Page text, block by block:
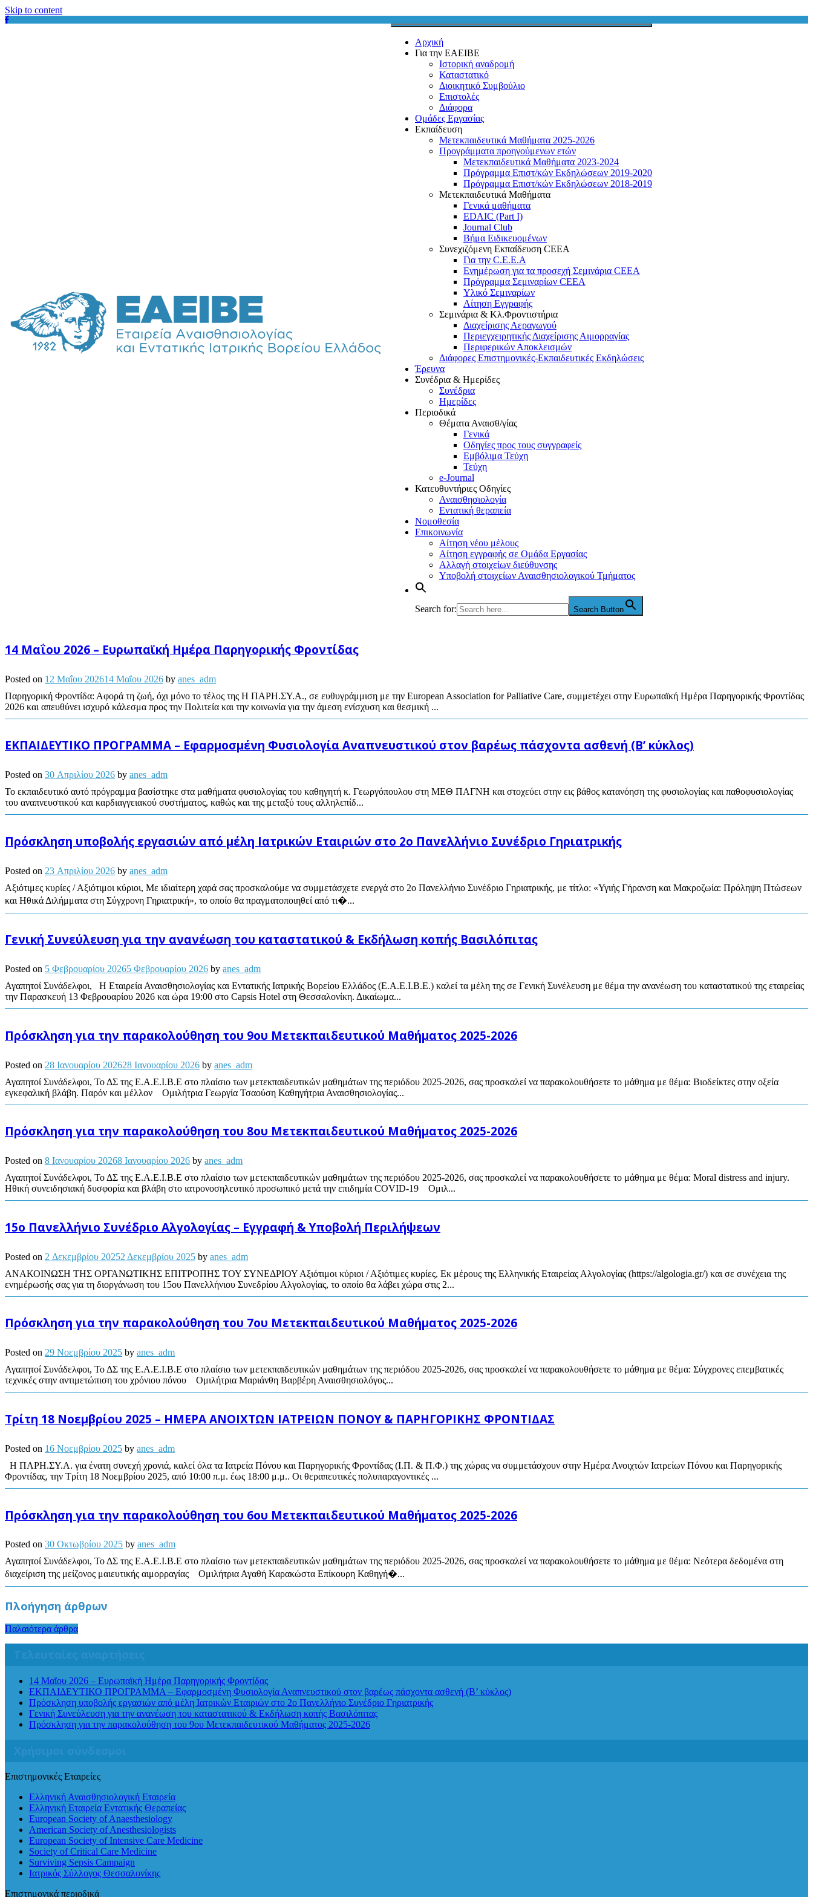
Skip to content
Αρχική
Για την ΕΑΕΙΒΕ
Ιστορική αναδρομή
Καταστατικό
Διοικητικό Συμβούλιο
Επιστολές
Διάφορα
Ομάδες Εργασίας
Εκπαίδευση
Μετεκπαιδευτικά Μαθήματα 2025-2026
Προγράμματα προηγούμενων ετών
Μετεκπαιδευτικά Μαθήματα 2023-2024
Πρόγραμμα Επιστ/κών Εκδηλώσεων 2019-2020
Πρόγραμμα Επιστ/κών Εκδηλώσεων 2018-2019
Μετεκπαιδευτικά Μαθήματα
Γενικά μαθήματα
EDAIC (Part I)
Journal Club
Βήμα Ειδικευομένων
Συνεχιζόμενη Εκπαίδευση CEEA
Για την C.E.E.A
Ενημέρωση για τα προσεχή Σεμινάρια CEEA
Πρόγραμμα Σεμιναρίων CEEA
Υλικό Σεμιναρίων
Αίτηση Εγγραφής
Σεμινάρια & Κλ.Φροντιστήρια
Διαχείρισης Αεραγωγού
Περιεγχειρητικής Διαχείρισης Αιμορραγίας
Περιφερικών Αποκλεισμών
Διάφορες Επιστημονικές-Εκπαιδευτικές Εκδηλώσεις
Έρευνα
Συνέδρια & Ημερίδες
Συνέδρια
Ημερίδες
Περιοδικά
Θέματα Αναισθ/γίας
Γενικά
Οδηγίες προς τους συγγραφείς
Εμβόλιμα Τεύχη
Τεύχη
e-Journal
Κατευθυντήριες Οδηγίες
Αναισθησιολογία
Εντατική θεραπεία
Νομοθεσία
Επικοινωνία
Αίτηση νέου μέλους
Αίτηση εγγραφής σε Ομάδα Εργασίας
Αλλαγή στοιχείων διεύθυνσης
Υποβολή στοιχείων Αναισθησιολογικού Τμήματος
Search for: Search Button
14 Μαΐου 2026 – Ευρωπαϊκή Ημέρα Παρηγορικής Φροντίδας
Posted on 12 Μαΐου 202614 Μαΐου 2026 by anes_adm
Παρηγορική Φροντίδα: Αφορά τη ζωή, όχι μόνο το τέλος της Η ΠΑΡΗ.ΣΥ.Α., σε ευθυγράμμιση με την European Association for Palliative Care, συμμετέχει στην Ευρωπαϊκή Ημέρα Παρηγορικής Φροντίδας
2026 και απευθύνει ισχυρό κάλεσμα προς την Πολιτεία και την κοινωνία για την άμεση ενίσχυση και θεσμική ...
ΕΚΠΑΙΔΕΥΤΙΚΟ ΠΡΟΓΡΑΜΜΑ – Εφαρμοσμένη Φυσιολογία Αναπνευστικού στον βαρέως πάσχοντα ασθενή (Β’ κύκλος)
Posted on 30 Απριλίου 2026 by anes_adm
Το εκπαιδευτικό αυτό πρόγραμμα βασίστηκε στα μαθήματα φυσιολογίας του καθηγητή κ. Γεωργόπουλου στη ΜΕΘ ΠΑΓΝΗ και στοχεύει στην εις βάθος κατανόηση της φυσιολογίας και παθοφυσιολογίας
του αναπνευστικού και καρδιαγγειακού συστήματος, καθώς και της μεταξύ τους αλληλεπίδ...
Πρόσκληση υποβολής εργασιών από μέλη Ιατρικών Εταιριών στο 2ο Πανελλήνιο Συνέδριο Γηριατρικής
Posted on 23 Απριλίου 2026 by anes_adm
Αξιότιμες κυρίες / Αξιότιμοι κύριοι, Με ιδιαίτερη χαρά σας προσκαλούμε να συμμετάσχετε ενεργά στο 2ο Πανελλήνιο Συνέδριο Γηριατρικής, με τίτλο: «Υγιής Γήρανση και Μακροζωία: Πρόληψη Πτώσεων
και Ηθικά Διλήμματα στη Σύγχρονη Γηριατρική», το οποίο θα πραγματοποιηθεί από τι�...
Γενική Συνεύλευση για την ανανέωση του καταστατικού & Εκδήλωση κοπής Βασιλόπιτας
Posted on 5 Φεβρουαρίου 20265 Φεβρουαρίου 2026 by anes_adm
Αγαπητοί Συνάδελφοι, Η Εταιρεία Αναισθησιολογίας και Εντατικής Ιατρικής Βορείου Ελλάδος (Ε.Α.Ε.Ι.Β.Ε.) καλεί τα μέλη της σε Γενική Συνέλευση με θέμα την ανανέωση του καταστατικού της εταιρείας
την Παρασκευή 13 Φεβρουαρίου 2026 και ώρα 19:00 στο Capsis Hotel στη Θεσσαλονίκη. Δικαίωμα...
Πρόσκληση για την παρακολούθηση του 9ου Μετεκπαιδευτικού Μαθήματος 2025-2026
Posted on 28 Ιανουαρίου 202628 Ιανουαρίου 2026 by anes_adm
Αγαπητοί Συνάδελφοι, Το ΔΣ της Ε.Α.Ε.Ι.Β.Ε στο πλαίσιο των μετεκπαιδευτικών μαθημάτων της περιόδου 2025-2026, σας προσκαλεί να παρακολουθήσετε το μάθημα με θέμα: Βιοδείκτες στην οξεία
εγκεφαλική βλάβη. Παρόν και μέλλον Ομιλήτρια Γεωργία Τσαούση Καθηγήτρια Αναισθησιολογίας...
Πρόσκληση για την παρακολούθηση του 8ου Μετεκπαιδευτικού Μαθήματος 2025-2026
Posted on 8 Ιανουαρίου 20268 Ιανουαρίου 2026 by anes_adm
Αγαπητοί Συνάδελφοι, Το ΔΣ της Ε.Α.Ε.Ι.Β.Ε στο πλαίσιο των μετεκπαιδευτικών μαθημάτων της περιόδου 2025-2026, σας προσκαλεί να παρακολουθήσετε το μάθημα με θέμα: Moral distress and injury.
Ηθική συνειδησιακή δυσφορία και βλάβη στο ιατρονοσηλευτικό προσωπικό μετά την επιδημία COVID-19 Ομιλ...
15ο Πανελλήνιο Συνέδριο Αλγολογίας – Εγγραφή & Υποβολή Περιλήψεων
Posted on 2 Δεκεμβρίου 20252 Δεκεμβρίου 2025 by anes_adm
ΑΝΑΚΟΙΝΩΣΗ ΤΗΣ ΟΡΓΑΝΩΤΙΚΗΣ ΕΠΙΤΡΟΠΗΣ ΤΟΥ ΣΥΝΕΔΡΙΟΥ Αξιότιμοι κύριοι / Αξιότιμες κυρίες, Εκ μέρους της Ελληνικής Εταιρείας Αλγολογίας (https://algologia.gr/) και σε συνέχεια της
ενημέρωσής σας για τη διοργάνωση του 15ου Πανελλήνιου Συνεδρίου Αλγολογίας, το οποίο θα λάβει χώρα στις 2...
Πρόσκληση για την παρακολούθηση του 7ου Μετεκπαιδευτικού Μαθήματος 2025-2026
Posted on 29 Νοεμβρίου 2025 by anes_adm
Αγαπητοί Συνάδελφοι, Το ΔΣ της Ε.Α.Ε.Ι.Β.Ε στο πλαίσιο των μετεκπαιδευτικών μαθημάτων της περιόδου 2025-2026, σας προσκαλεί να παρακολουθήσετε το μάθημα με θέμα: Σύγχρονες επεμβατικές
τεχνικές στην αντιμετώπιση του χρόνιου πόνου Ομιλήτρια Μαριάνθη Βαρβέρη Αναισθησιολόγος...
Τρίτη 18 Νοεμβρίου 2025 – ΗΜΕΡΑ ΑΝΟΙΧΤΩΝ ΙΑΤΡΕΙΩΝ ΠΟΝΟΥ & ΠΑΡΗΓΟΡΙΚΗΣ ΦΡΟΝΤΙΔΑΣ
Posted on 16 Νοεμβρίου 2025 by anes_adm
Η ΠΑΡΗ.ΣΥ.Α. για ένατη συνεχή χρονιά, καλεί όλα τα Ιατρεία Πόνου και Παρηγορικής Φροντίδας (Ι.Π. & Π.Φ.) της χώρας να συμμετάσχουν στην Ημέρα Ανοιχτών Ιατρείων Πόνου και Παρηγορικής
Φροντίδας, την Τρίτη 18 Νοεμβρίου 2025, από 10:00 π.μ. έως 18:00 μ.μ.. Οι θεραπευτικές πολυπαραγοντικές ...
Πρόσκληση για την παρακολούθηση του 6ου Μετεκπαιδευτικού Μαθήματος 2025-2026
Posted on 30 Οκτωβρίου 2025 by anes_adm
Αγαπητοί Συνάδελφοι, Το ΔΣ της Ε.Α.Ε.Ι.Β.Ε στο πλαίσιο των μετεκπαιδευτικών μαθημάτων της περιόδου 2025-2026, σας προσκαλεί να παρακολουθήσετε το μάθημα με θέμα: Νεότερα δεδομένα στη
διαχείριση της μείζονος μαιευτικής αιμορραγίας Ομιλήτρια Αγαθή Καρακώστα Επίκουρη Καθηγή�...
Πλοήγηση άρθρων
Παλαιότερα άρθρα
14 Μαΐου 2026 – Ευρωπαϊκή Ημέρα Παρηγορικής Φροντίδας
ΕΚΠΑΙΔΕΥΤΙΚΟ ΠΡΟΓΡΑΜΜΑ – Εφαρμοσμένη Φυσιολογία Αναπνευστικού στον βαρέως πάσχοντα ασθενή (Β’ κύκλος)
Πρόσκληση υποβολής εργασιών από μέλη Ιατρικών Εταιριών στο 2ο Πανελλήνιο Συνέδριο Γηριατρικής
Γενική Συνεύλευση για την ανανέωση του καταστατικού & Εκδήλωση κοπής Βασιλόπιτας
Πρόσκληση για την παρακολούθηση του 9ου Μετεκπαιδευτικού Μαθήματος 2025-2026
Επιστημονικές Εταιρείες
Ελληνική Αναισθησιολογική Εταιρεία
Ελληνική Εταιρεία Εντατικής Θεραπείας
European Society of Anaesthesiology
American Society of Anesthesiologists
European Society of Intensive Care Medicine
Society of Critical Care Medicine
Surviving Sepsis Campaign
Ιατρικός Σύλλογος Θεσσαλονίκης
Επιστημονικά περιοδικά